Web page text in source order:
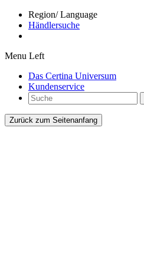
Region/ Language
Händlersuche
Menu Left
Das Certina Universum
Kundenservice
Zurück zum Seitenanfang